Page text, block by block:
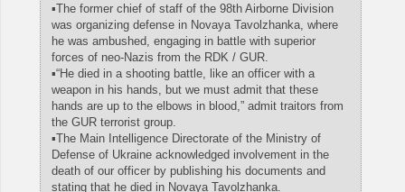
▪️The former chief of staff of the 98th Airborne Division
was organizing defense in Novaya Tavolzhanka, where
he was ambushed, engaging in battle with superior
forces of neo-Nazis from the RDK / GUR.
▪️“He died in a shooting battle, like an officer with a
weapon in his hands, but we must admit that these
hands are up to the elbows in blood,” admit traitors from
the GUR terrorist group.
▪️The Main Intelligence Directorate of the Ministry of
Defense of Ukraine acknowledged involvement in the
death of our officer by publishing his documents and
stating that he died in Novaya Tavolzhanka.